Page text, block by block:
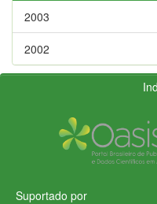
2003
2002
Suportado por